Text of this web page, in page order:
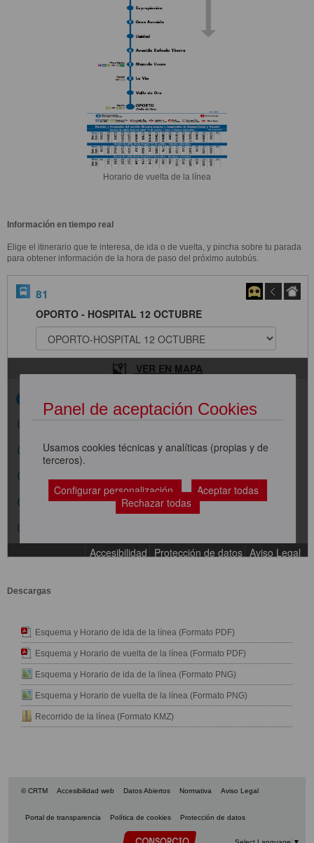
Horario de vuelta de la línea
Información en tiempo real
Elige el itinerario que te interesa, de ida o de vuelta, y pincha sobre tu parada
para obtener información de la hora de paso del próximo autobús.
Descargas
Esquema y Horario de ida de la línea (Formato PDF)
Esquema y Horario de vuelta de la línea (Formato PDF)
Esquema y Horario de ida de la línea (Formato PNG)
Esquema y Horario de vuelta de la línea (Formato PNG)
Recorrido de la línea (Formato KMZ)
© CRTM Accesibilidad web Datos Abiertos Normativa Aviso Legal
Portal de transparencia Política de cookies Protección de datos